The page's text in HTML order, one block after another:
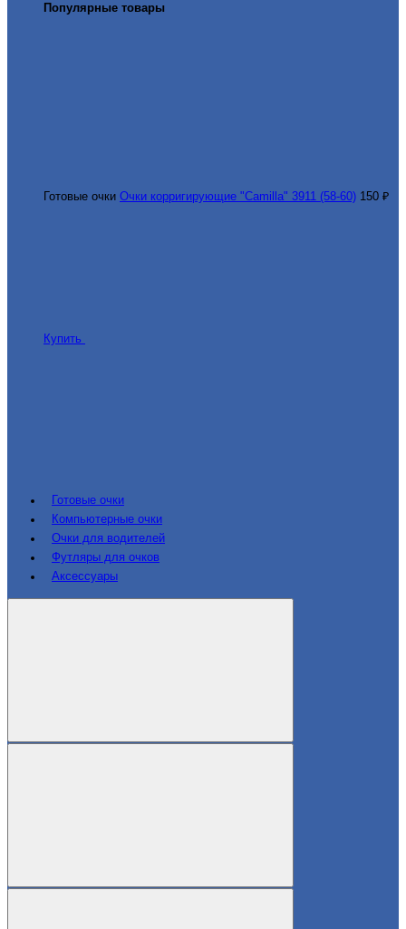
Популярные товары
Готовые очки Очки корригирующие "Camilla" 3911 (58-60) 150 ₽
Купить
Готовые очки
Компьютерные очки
Очки для водителей
Футляры для очков
Аксессуары